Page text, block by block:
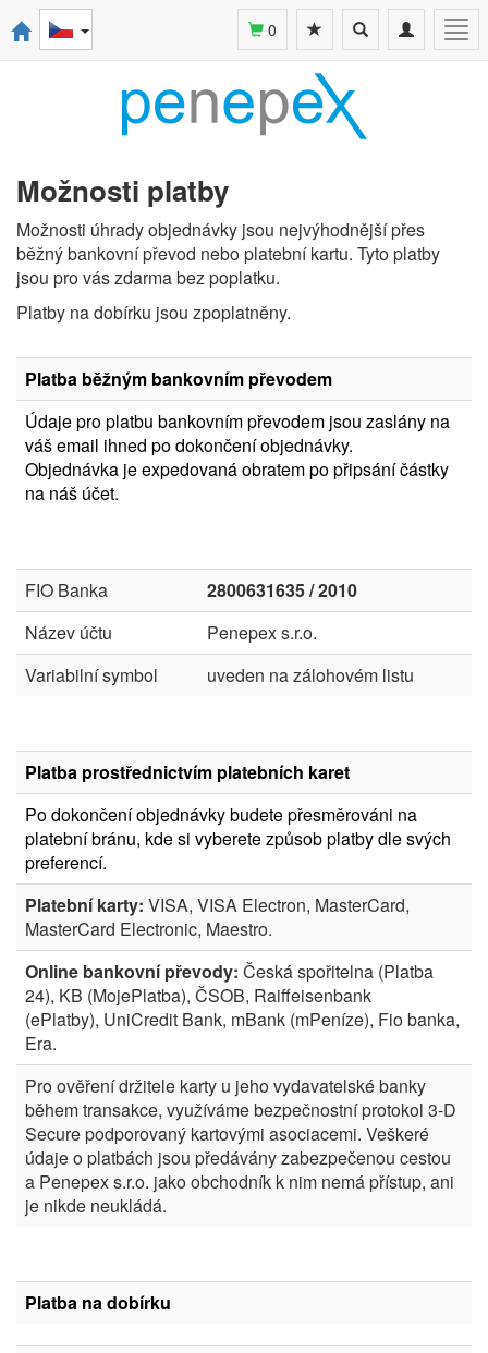
Toggle
navigation
Toggle
search
0
Možnosti platby
Možnosti úhrady objednávky jsou nejvýhodnější přes
běžný bankovní převod nebo platební kartu. Tyto platby
jsou pro vás zdarma bez poplatku.
Platby na dobírku jsou zpoplatněny.
Platba běžným bankovním převodem
Údaje pro platbu bankovním převodem jsou zaslány na
váš email ihned po dokončení objednávky.
Objednávka je expedovaná obratem po připsání částky
na náš účet.
FIO Banka
2800631635 / 2010
Název účtu
Penepex s.r.o.
Variabilní symbol
uveden na zálohovém listu
Platba prostřednictvím platebních karet
Po dokončení objednávky budete přesměrováni na
platební bránu, kde si vyberete způsob platby dle svých
preferencí.
Platební karty: VISA, VISA Electron, MasterCard,
MasterCard Electronic, Maestro.
Online bankovní převody: Česká spořitelna (Platba
24), KB (MojePlatba), ČSOB, Raiffeisenbank
(ePlatby), UniCredit Bank, mBank (mPeníze), Fio banka,
Era.
Pro ověření držitele karty u jeho vydavatelské banky
během transakce, využíváme bezpečnostní protokol 3-D
Secure podporovaný kartovými asociacemi. Veškeré
údaje o platbách jsou předávány zabezpečenou cestou
a Penepex s.r.o. jako obchodník k nim nemá přístup, ani
je nikde neukládá.
Platba na dobírku